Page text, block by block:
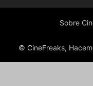
Sobre
© CineFreaks,